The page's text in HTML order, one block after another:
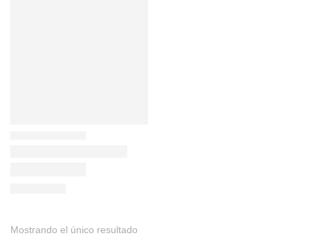
Mostrando el único resultado